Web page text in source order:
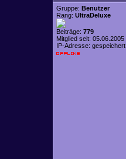
Gruppe: Benutzer
Rang: UltraDeluxe
Beiträge: 779
Mitglied seit: 05.06.2005
IP-Adresse: gespeichert